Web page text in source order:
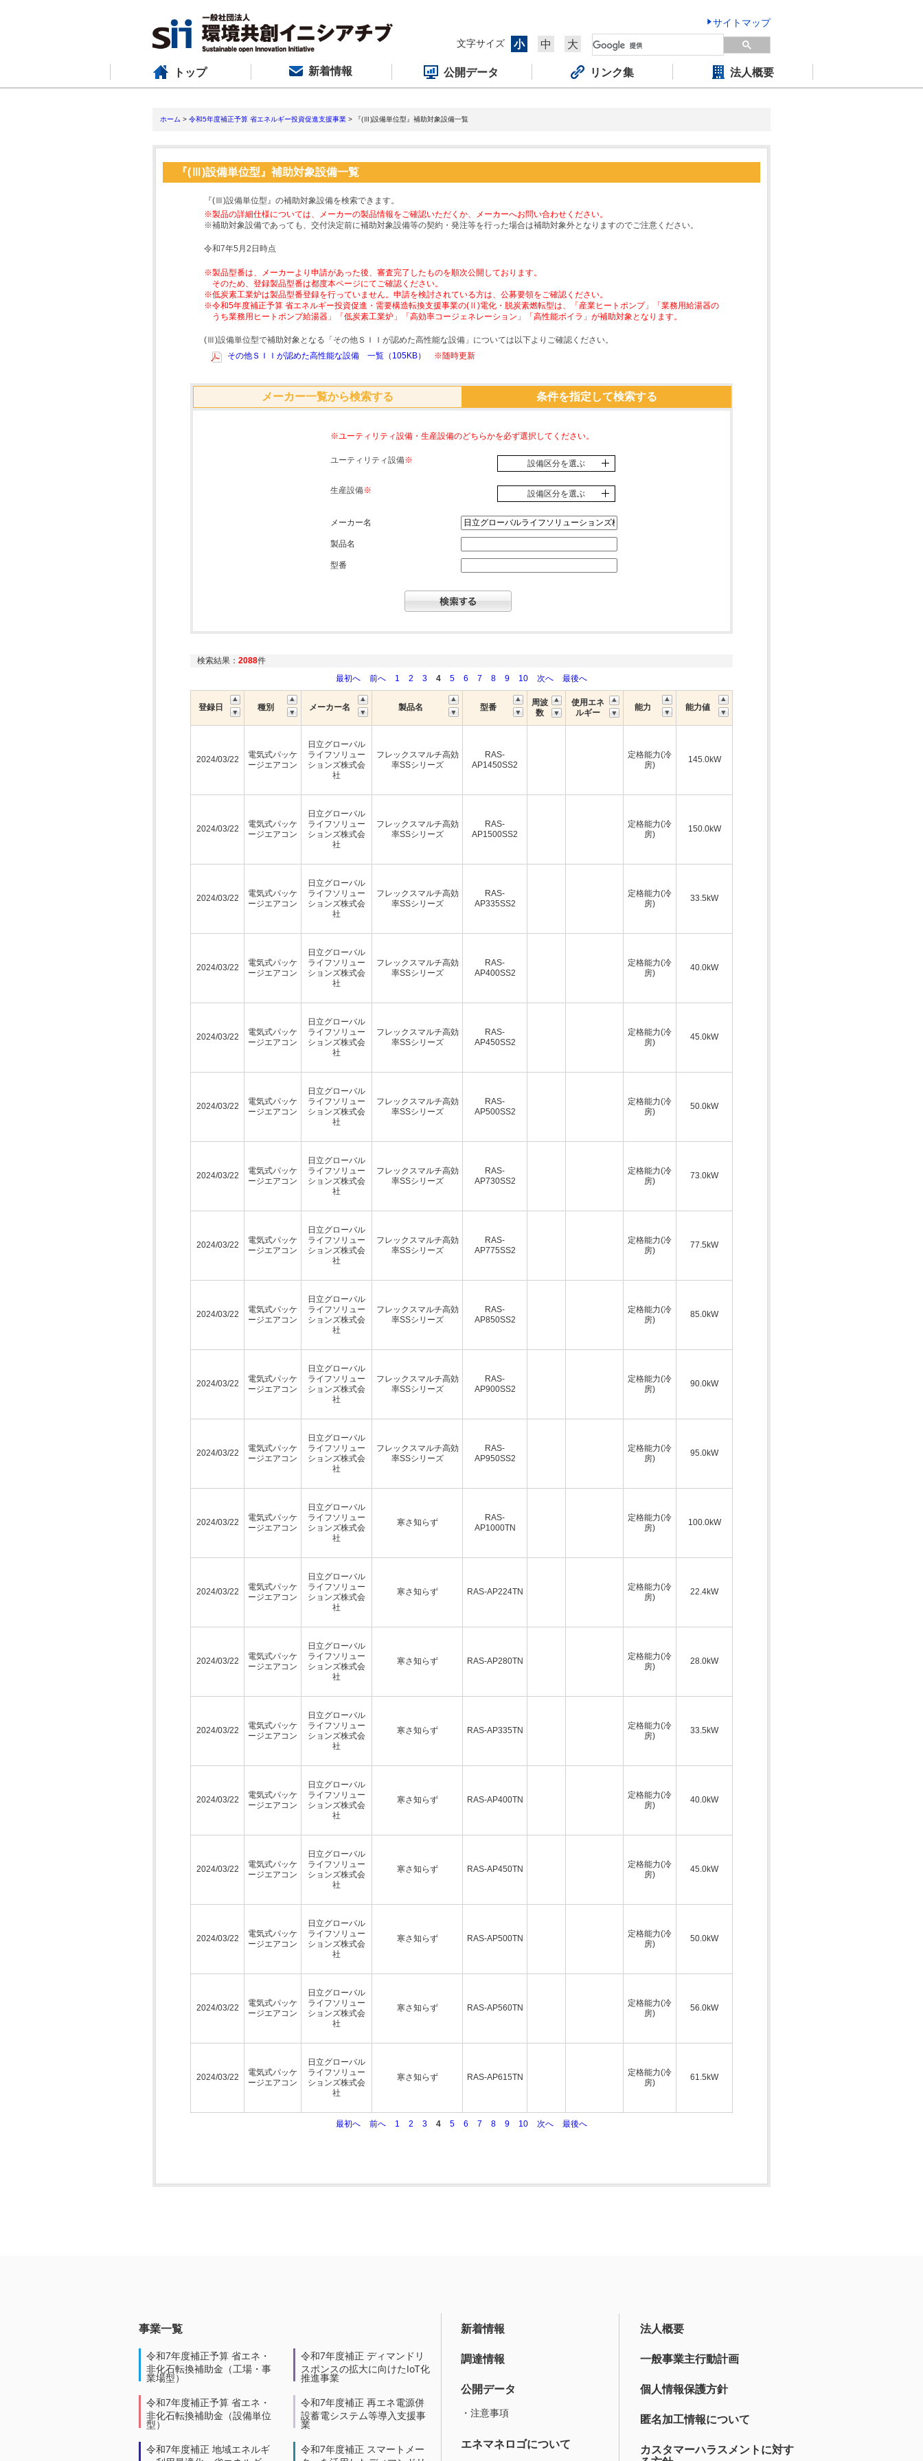
サイトマップ
文字サイズ
小 中 大
トップ 新着情報 公開データ リンク集 法人概要
ホーム > 令和5年度補正予算 省エネルギー投資促進支援事業 > 『(Ⅲ)設備単位型』補助対象設備一覧
『(Ⅲ)設備単位型』補助対象設備一覧
『(Ⅲ)設備単位型』の補助対象設備を検索できます。
※製品の詳細仕様については、メーカーの製品情報をご確認いただくか、メーカーへお問い合わせください。
※補助対象設備であっても、交付決定前に補助対象設備等の契約・発注等を行った場合は補助対象外となりますのでご注意ください。
令和7年5月2日時点
※製品型番は、メーカーより申請があった後、審査完了したものを順次公開しております。
そのため、登録製品型番は都度本ページにてご確認ください。
※低炭素工業炉は製品型番登録を行っていません。申請を検討されている方は、公募要領をご確認ください。
※令和5年度補正予算 省エネルギー投資促進・需要構造転換支援事業の(Ⅱ)電化・脱炭素燃転型は、「産業ヒートポンプ」「業務用給湯器の
うち業務用ヒートポンプ給湯器」「低炭素工業炉」「高効率コージェネレーション」「高性能ボイラ」が補助対象となります。
(Ⅲ)設備単位型で補助対象となる「その他ＳＩＩが認めた高性能な設備」については以下よりご確認ください。
その他ＳＩＩが認めた高性能な設備 一覧（105KB）
※随時更新
メーカー一覧から検索する 条件を指定して検索する
※ユーティリティ設備・生産設備のどちらかを必ず選択してください。
ユーティリティ設備※ 設備区分を選ぶ
生産設備※ 設備区分を選ぶ
メーカー名
製品名
型番
検索結果： 2088件
最初へ
前へ 1 2 3 4 5 6 7 8 9 10 次へ 最後へ
登録日 種別 メーカー名 製品名 型番
周波
数
使用エネ
ルギー
能力 能力値
2024/03/22
電気式パッケ
ージエアコン
日立グローバル
ライフソリュー
ションズ株式会
社
フレックスマルチ高効
率SSシリーズ
RAS-
AP1450SS2
定格能力(冷
房)
145.0kW
2024/03/22
電気式パッケ
ージエアコン
日立グローバル
ライフソリュー
ションズ株式会
社
フレックスマルチ高効
率SSシリーズ
RAS-
AP1500SS2
定格能力(冷
房)
150.0kW
2024/03/22
電気式パッケ
ージエアコン
日立グローバル
ライフソリュー
ションズ株式会
社
フレックスマルチ高効
率SSシリーズ
RAS-
AP335SS2
定格能力(冷
房)
33.5kW
2024/03/22
電気式パッケ
ージエアコン
日立グローバル
ライフソリュー
ションズ株式会
社
フレックスマルチ高効
率SSシリーズ
RAS-
AP400SS2
定格能力(冷
房)
40.0kW
2024/03/22
電気式パッケ
ージエアコン
日立グローバル
ライフソリュー
ションズ株式会
社
フレックスマルチ高効
率SSシリーズ
RAS-
AP450SS2
定格能力(冷
房)
45.0kW
2024/03/22
電気式パッケ
ージエアコン
日立グローバル
ライフソリュー
ションズ株式会
社
フレックスマルチ高効
率SSシリーズ
RAS-
AP500SS2
定格能力(冷
房)
50.0kW
2024/03/22
電気式パッケ
ージエアコン
日立グローバル
ライフソリュー
ションズ株式会
社
フレックスマルチ高効
率SSシリーズ
RAS-
AP730SS2
定格能力(冷
房)
73.0kW
2024/03/22
電気式パッケ
ージエアコン
日立グローバル
ライフソリュー
ションズ株式会
社
フレックスマルチ高効
率SSシリーズ
RAS-
AP775SS2
定格能力(冷
房)
77.5kW
2024/03/22
電気式パッケ
ージエアコン
日立グローバル
ライフソリュー
ションズ株式会
社
フレックスマルチ高効
率SSシリーズ
RAS-
AP850SS2
定格能力(冷
房)
85.0kW
2024/03/22
電気式パッケ
ージエアコン
日立グローバル
ライフソリュー
ションズ株式会
社
フレックスマルチ高効
率SSシリーズ
RAS-
AP900SS2
定格能力(冷
房)
90.0kW
2024/03/22
電気式パッケ
ージエアコン
日立グローバル
ライフソリュー
ションズ株式会
社
フレックスマルチ高効
率SSシリーズ
RAS-
AP950SS2
定格能力(冷
房)
95.0kW
2024/03/22
電気式パッケ
ージエアコン
日立グローバル
ライフソリュー
ションズ株式会
社
寒さ知らず
RAS-
AP1000TN
定格能力(冷
房)
100.0kW
2024/03/22
電気式パッケ
ージエアコン
日立グローバル
ライフソリュー
ションズ株式会
社
寒さ知らず RAS-AP224TN
定格能力(冷
房)
22.4kW
2024/03/22
電気式パッケ
ージエアコン
日立グローバル
ライフソリュー
ションズ株式会
社
寒さ知らず RAS-AP280TN
定格能力(冷
房)
28.0kW
2024/03/22
電気式パッケ
ージエアコン
日立グローバル
ライフソリュー
ションズ株式会
社
寒さ知らず RAS-AP335TN
定格能力(冷
房)
33.5kW
2024/03/22
電気式パッケ
ージエアコン
日立グローバル
ライフソリュー
ションズ株式会
社
寒さ知らず RAS-AP400TN
定格能力(冷
房)
40.0kW
2024/03/22
電気式パッケ
ージエアコン
日立グローバル
ライフソリュー
ションズ株式会
社
寒さ知らず RAS-AP450TN
定格能力(冷
房)
45.0kW
2024/03/22
電気式パッケ
ージエアコン
日立グローバル
ライフソリュー
ションズ株式会
社
寒さ知らず RAS-AP500TN
定格能力(冷
房)
50.0kW
2024/03/22
電気式パッケ
ージエアコン
日立グローバル
ライフソリュー
ションズ株式会
社
寒さ知らず RAS-AP560TN
定格能力(冷
房)
56.0kW
2024/03/22
電気式パッケ
ージエアコン
日立グローバル
ライフソリュー
ションズ株式会
社
寒さ知らず RAS-AP615TN
定格能力(冷
房)
61.5kW
最初へ 前へ 1 2 3 4 5 6 7 8 9 10 次へ 最後へ
事業一覧
令和7年度補正予算 省エネ・
非化石転換補助金（工場・事
業場型）
令和7年度補正予算 省エネ・
非化石転換補助金（設備単位
型）
令和7年度補正 地域エネルギ
令和7年度補正 ディマンドリ
スポンスの拡大に向けたIoT化
推進事業
令和7年度補正 再エネ電源併
設蓄電システム等導入支援事
業
令和7年度補正 スマートメー
新着情報
調達情報
公開データ
・注意事項
エネマネロゴについて
法人概要
一般事業主行動計画
個人情報保護方針
匿名加工情報について
カスタマーハラスメントに対す